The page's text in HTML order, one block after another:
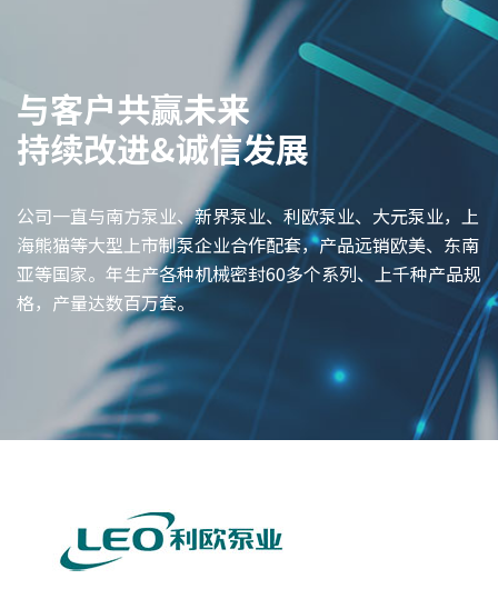
与客户共赢未来
持续改进&诚信发展
公司一直与南方泵业、新界泵业、利欧泵业、大元泵业，上
海熊猫等大型上市制泵企业合作配套，产品远销欧美、东南
亚等国家。年生产各种机械密封60多个系列、上千种产品规
格，产量达数百万套。